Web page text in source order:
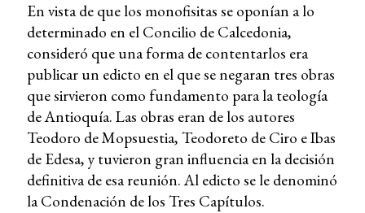
En vista de que los monofisitas se oponían a lo
determinado en el Concilio de Calcedonia,
consideró que una forma de contentarlos era
publicar un edicto en el que se negaran tres obras
que sirvieron como fundamento para la teología
de Antioquía. Las obras eran de los autores
Teodoro de Mopsuestia, Teodoreto de Ciro e Ibas
de Edesa, y tuvieron gran influencia en la decisión
definitiva de esa reunión. Al edicto se le denominó
la Condenación de los Tres Capítulos.